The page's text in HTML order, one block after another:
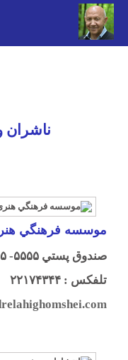
ناشران
موسسه فرهنگي
صندوق پستي ۵۵۵۵- ۱۴۱۵۵
تلفكس : ۲۲۱۷۴۳۴۴